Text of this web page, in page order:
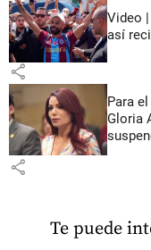
Video
así
share
Para
Gloria
share
Te puede